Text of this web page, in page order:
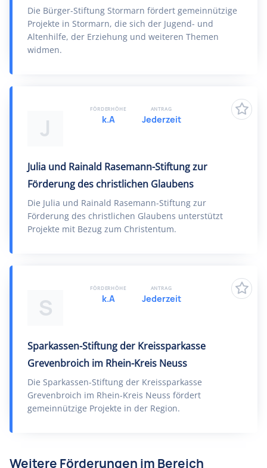
Die Bürger-Stiftung Stormarn fördert gemeinnützige
Projekte in Stormarn, die sich der Jugend- und
Altenhilfe, der Erziehung und weiteren Themen
widmen.
J
Julia und Rainald Rasemann-Stiftung zur
Förderung des christlichen Glaubens
Die Julia und Rainald Rasemann-Stiftung zur
Förderung des christlichen Glaubens unterstützt
Projekte mit Bezug zum Christentum.
FÖRDERHÖHE
k.A
ANTRAG
Jederzeit
S
Sparkassen-Stiftung der Kreissparkasse
Grevenbroich im Rhein-Kreis Neuss
Die Sparkassen-Stiftung der Kreissparkasse
Grevenbroich im Rhein-Kreis Neuss fördert
gemeinnützige Projekte in der Region.
FÖRDERHÖHE
k.A
ANTRAG
Jederzeit
Weitere Förderungen im Bereich